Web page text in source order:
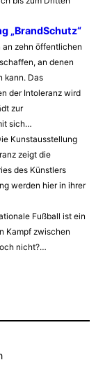
„BrandSchutz“
zehn öffentlichen
an denen
kann. Das
der Intoleranz wird
zur
sich…
Kunstausstellung
zeigt die
des Künstlers
werden hier in ihrer
Fußball ist ein
Kampf zwischen
nicht?…